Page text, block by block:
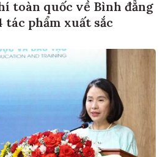
toàn quốc về Bình đẳng
tác phẩm xuất sắc